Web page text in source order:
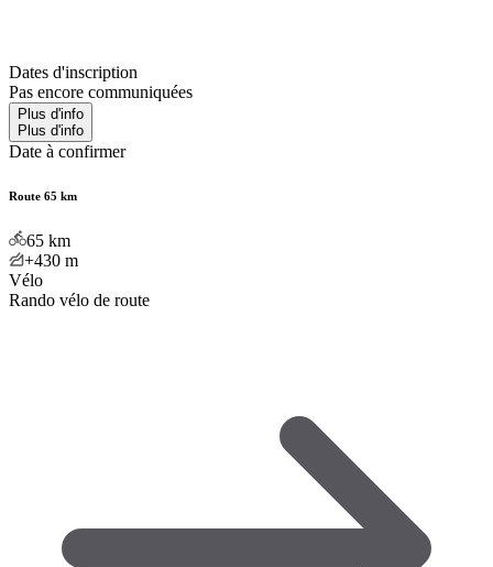
Dates d'inscription
Pas encore communiquées
Plus d'info
Plus d'info
Date à confirmer
Route 65 km
65 km
+430 m
Vélo
Rando vélo de route